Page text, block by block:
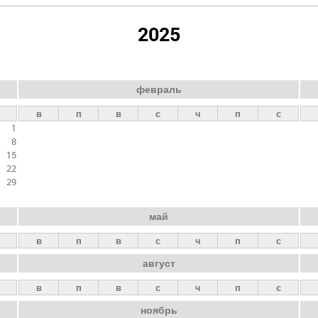
2025
1
8
15
22
29
февраль
в п в с ч п с
май
в п в с ч п с
август
в п в с ч п с
ноябрь